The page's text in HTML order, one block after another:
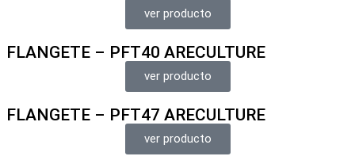
ver producto
FLANGETE – PFT40 ARECULTURE
ver producto
FLANGETE – PFT47 ARECULTURE
ver producto